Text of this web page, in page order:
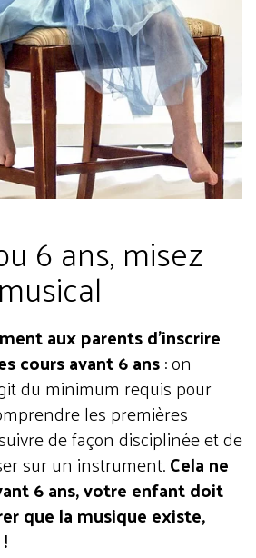
6 ans, misez
aux parents d’inscrire
cours avant 6 ans: on
du minimum requis pour
les premières
de façon disciplinée et de
sur un instrument.Cela ne
6 ans, votre enfant doit
que la musique existe,